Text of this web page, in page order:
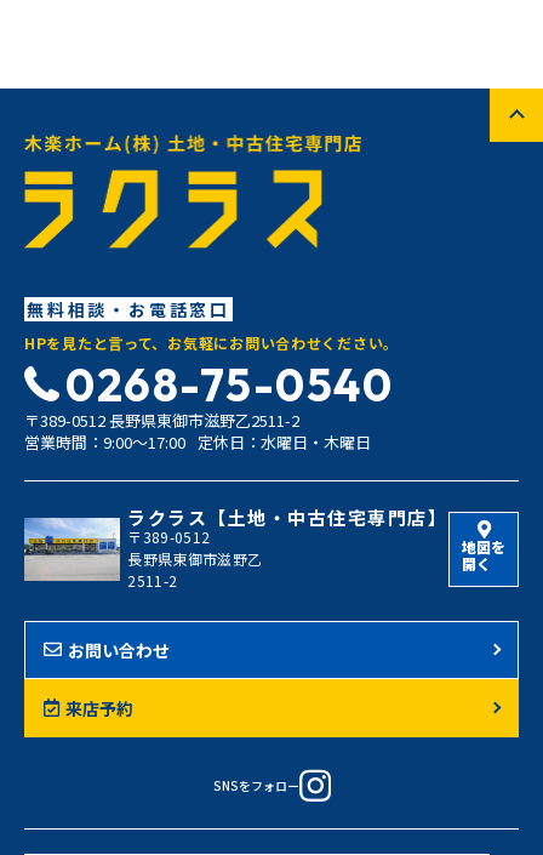
無料相談・お電話窓口
HPを見たと言って、お気軽にお問い合わせください。
0268-75-0540
〒389-0512 長野県東御市滋野乙2511-2
営業時間：9:00〜17:00 定休日：水曜日・木曜日
ラクラス【土地・中古住宅専門店】
〒389-0512
長野県東御市滋野乙
2511-2
地図を
開く
お問い合わせ
来店予約
SNSをフォロー